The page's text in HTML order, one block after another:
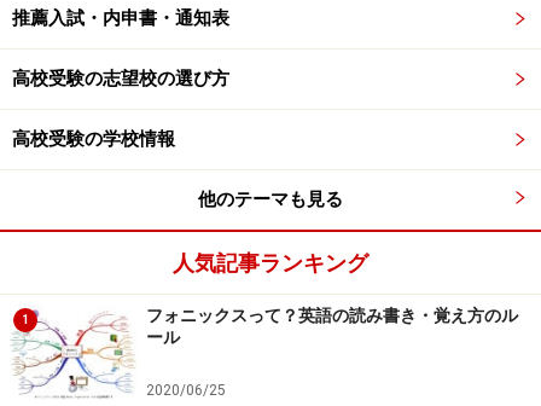
ノート類などの提出物も評価の対象
テストの点数が良いのに思ったほど内申点が良くない場
合は、問題集やノートの書き方が原因の場合もありま
す。そうでないケースでも改善してみる余地はありそう
丁寧に書いてあって、見やすいノートであることは大前
「独自の工夫」がなされているノートです。
数学では、計算問題ならその過程（途中の式）が書いて
推薦入試・内申書・通知表
高校受験の志望校の選び方
高校受験の学校情報
他のテーマも見る
人気記事ランキング
1
フォニックスって？英語の読み書き・覚え方のル
ール
2020/06/25